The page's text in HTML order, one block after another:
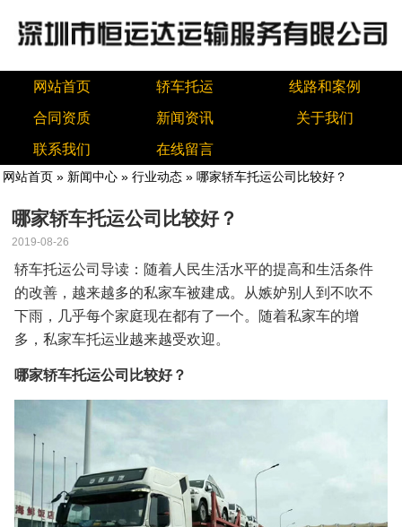
网站首页 轿车托运 线路和案例
合同资质 新闻资讯 关于我们
联系我们 在线留言
网站首页 » 新闻中心 » 行业动态 » 哪家轿车托运公司比较好？
哪家轿车托运公司比较好？
2019-08-26
轿车托运公司导读：随着人民生活水平的提高和生活条件
的改善，越来越多的私家车被建成。从嫉妒别人到不吹不
下雨，几乎每个家庭现在都有了一个。随着私家车的增
多，私家车托运业越来越受欢迎。
哪家轿车托运公司比较好？